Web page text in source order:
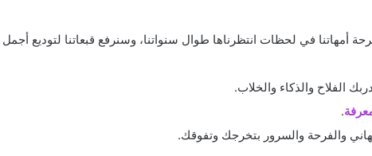
في لحظات انتظرناها طوال سنواتنا، وسنرفع قبعاتنا لتوديع
الفلاح والذكاء والخلاب.
.
والفرحة والسرور بتخرجك وتفوقك.